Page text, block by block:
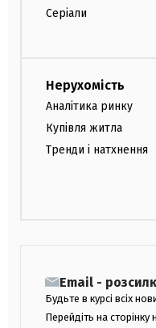
Серіали
Нерухомість
Аналітика ринку
Купівля житла
Тренди і натхнення
Email -
Будьте в курсі всіх
Перейдіть на